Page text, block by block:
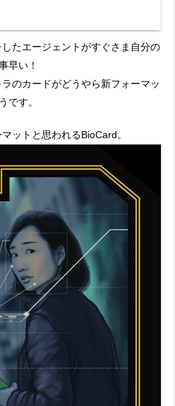
たエージェントがすぐさま自分の
早い！
のカードがどうやら新フォーマッ
です。
ットと思われるBioCard。